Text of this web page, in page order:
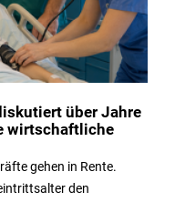
über Jahre
wirtschaftliche
gehen in Rente.
den